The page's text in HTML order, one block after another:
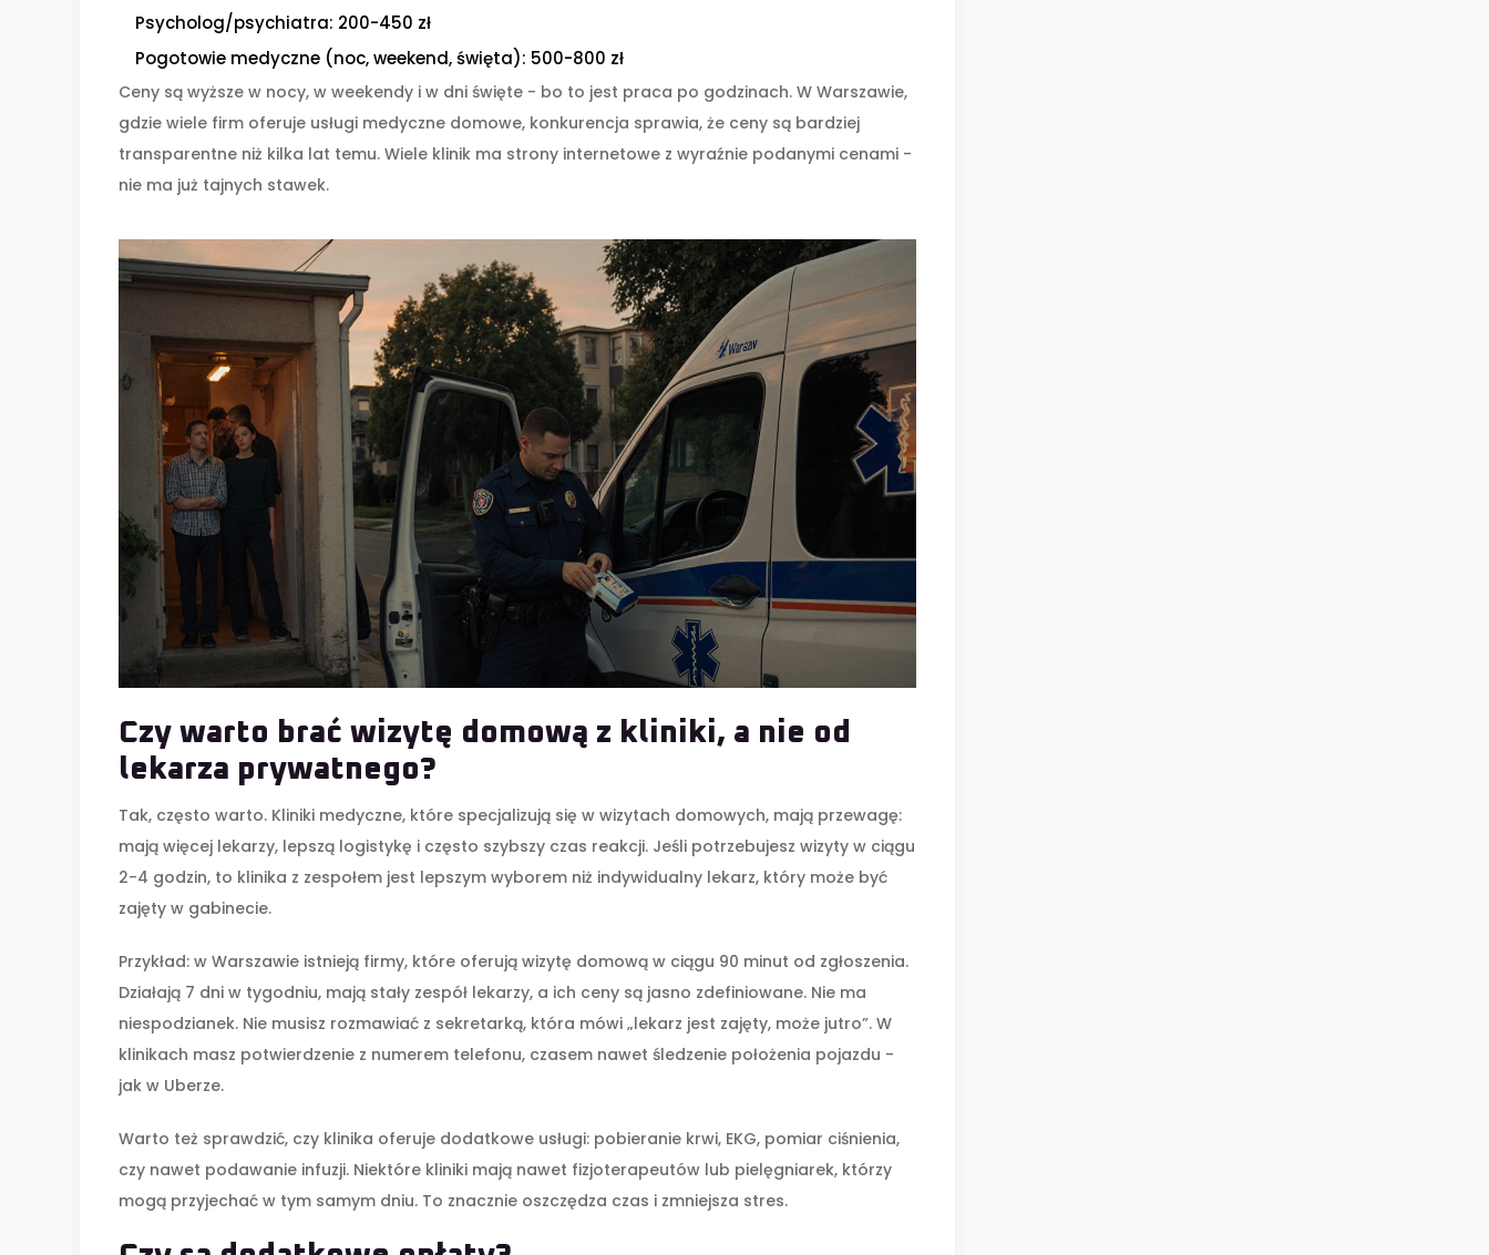
Psycholog/psychiatra: 200-450 zł
Pogotowie medyczne (noc, weekend, święta): 500-800 zł
Ceny są wyższe w nocy, w weekendy i w dni święte - bo to jest praca po godzinach. W Warszawie,
gdzie wiele firm oferuje usługi medyczne domowe, konkurencja sprawia, że ceny są bardziej
transparentne niż kilka lat temu. Wiele klinik ma strony internetowe z wyraźnie podanymi cenami -
nie ma już tajnych stawek.
Czy warto brać wizytę domową z kliniki, a nie od
lekarza prywatnego?
Tak, często warto. Kliniki medyczne, które specjalizują się w wizytach domowych, mają przewagę:
mają więcej lekarzy, lepszą logistykę i często szybszy czas reakcji. Jeśli potrzebujesz wizyty w ciągu
2-4 godzin, to klinika z zespołem jest lepszym wyborem niż indywidualny lekarz, który może być
zajęty w gabinecie.
Przykład: w Warszawie istnieją firmy, które oferują wizytę domową w ciągu 90 minut od zgłoszenia.
Działają 7 dni w tygodniu, mają stały zespół lekarzy, a ich ceny są jasno zdefiniowane. Nie ma
niespodzianek. Nie musisz rozmawiać z sekretarką, która mówi „lekarz jest zajęty, może jutro”. W
klinikach masz potwierdzenie z numerem telefonu, czasem nawet śledzenie położenia pojazdu -
jak w Uberze.
Warto też sprawdzić, czy klinika oferuje dodatkowe usługi: pobieranie krwi, EKG, pomiar ciśnienia,
czy nawet podawanie infuzji. Niektóre kliniki mają nawet fizjoterapeutów lub pielęgniarek, którzy
mogą przyjechać w tym samym dniu. To znacznie oszczędza czas i zmniejsza stres.